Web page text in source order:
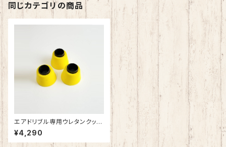
同じカテゴリの商品
エアドリブル専用ウレタンクッシ
ョン 最新版 バスケットボール ド
リブル練習 室内 静か 音が響き
にくい 低騒音 自主練 リビング
¥4,290